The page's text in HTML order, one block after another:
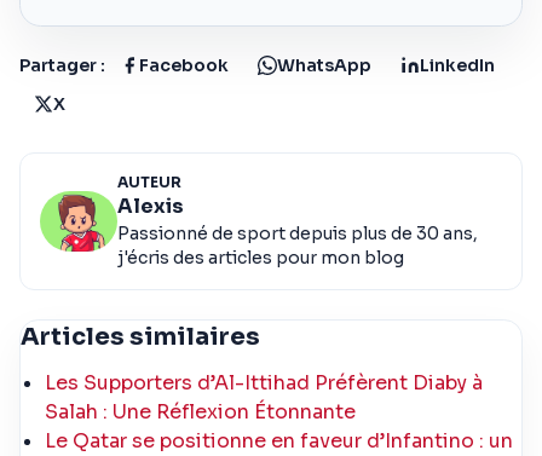
Partager : Facebook WhatsApp
LinkedIn
X
AUTEUR
Alexis
Passionné de sport depuis plus de 30 ans,
j'écris des articles pour mon blog
Articles similaires
Les Supporters d’Al-Ittihad Préfèrent Diaby à
Salah : Une Réflexion Étonnante
Le Qatar se positionne en faveur d’Infantino : un